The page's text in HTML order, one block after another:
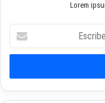
Lorem
c
i
b